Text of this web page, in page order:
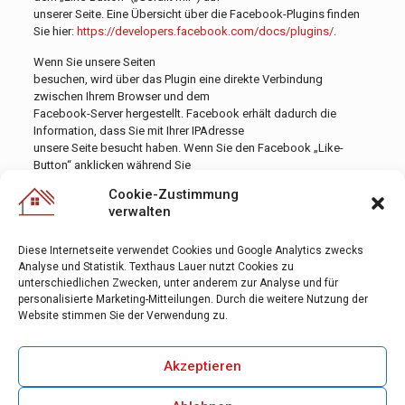
Cookie-Zustimmung
verwalten
Diese Internetseite verwendet Cookies und Google Analytics zwecks
Analyse und Statistik. Texthaus Lauer nutzt Cookies zu
unterschiedlichen Zwecken, unter anderem zur Analyse und für
personalisierte Marketing-Mitteilungen. Durch die weitere Nutzung der
Website stimmen Sie der Verwendung zu.
Akzeptieren
unserer Seite. Eine Übersicht über die Facebook-Plugins finden
Sie hier: https://developers.facebook.com/docs/plugins/.
Wenn Sie unsere Seiten
besuchen, wird über das Plugin eine direkte Verbindung
zwischen Ihrem Browser und dem
Facebook-Server hergestellt. Facebook erhält dadurch die
Information, dass Sie mit Ihrer IPAdresse
unsere Seite besucht haben. Wenn Sie den Facebook „Like-
Button“ anklicken während Sie
Inhalte unserer Seiten auf Ihrem
Facebook-Profil verlinken. Dadurch kann Facebook den Besuch
zuordnen. Wir weisen darauf hin, dass wir als Anbieter der Seiten
keine Kenntnis vom Inhalt der
übermittelten Daten sowie deren Nutzung durch Facebook
erhalten. Weitere Informationen hierzu
finden Sie in der Datenschutzerklärung von Facebook
Sie nicht wünschen, dass Facebook den Besuch unserer Seiten
Ihrem Facebook-Nutzerkonto